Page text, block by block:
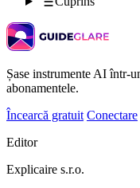
Șase instrumente AI într-
abonamentele.
Încearcă gratuit Conectare
Editor
Explicaire s.r.o.